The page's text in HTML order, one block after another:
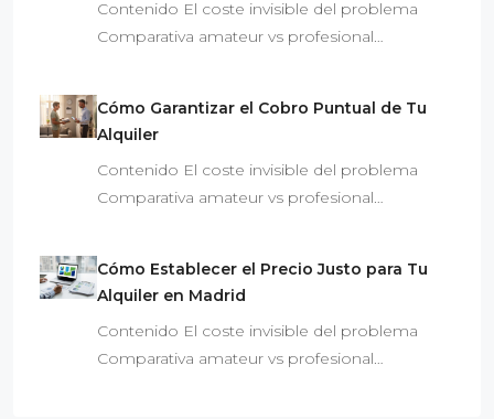
Contenido El coste invisible del problema
Comparativa amateur vs profesional…
Cómo Garantizar el Cobro Puntual de Tu
Alquiler
Contenido El coste invisible del problema
Comparativa amateur vs profesional…
Cómo Establecer el Precio Justo para Tu
Alquiler en Madrid
Contenido El coste invisible del problema
Comparativa amateur vs profesional…